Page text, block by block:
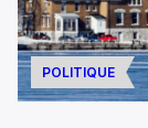
POLITIQUE